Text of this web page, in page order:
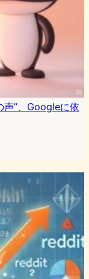
”、Googleに依